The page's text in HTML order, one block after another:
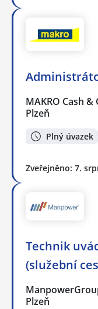
MAKRO Cash &
Plzeň
Plný úvazek
Zveřejněno: 7.
Technik
(služební
Plzeň